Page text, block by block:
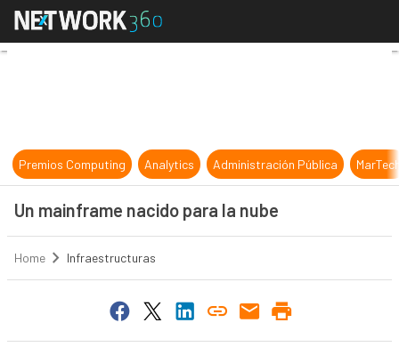
Un mainframe nacido para la nube
Premios Computing Analytics Administración Pública
Un mainframe nacido para la nube
Home Infraestructuras